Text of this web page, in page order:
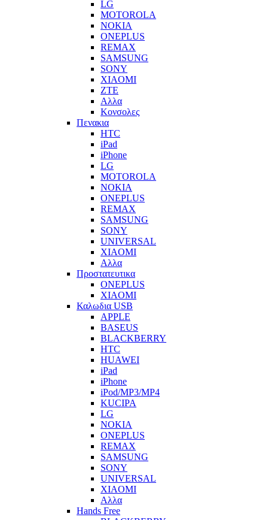
LG
MOTOROLA
NOKIA
ONEPLUS
REMAX
SAMSUNG
SONY
XIAOMI
ZTE
Αλλα
Κονσολες
Πενακια
HTC
iPad
iPhone
LG
MOTOROLA
NOKIA
ONEPLUS
REMAX
SAMSUNG
SONY
UNIVERSAL
XIAOMI
Αλλα
Προστατευτικα
ONEPLUS
XIAOMI
Καλωδια USB
APPLE
BASEUS
BLACKBERRY
HTC
HUAWEI
iPad
iPhone
iPod/MP3/MP4
KUCIPA
LG
NOKIA
ONEPLUS
REMAX
SAMSUNG
SONY
UNIVERSAL
XIAOMI
Αλλα
Hands Free